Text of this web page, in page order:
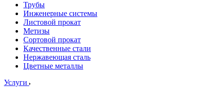
Трубы
Инженерные системы
Листовой прокат
Метизы
Сортовой прокат
Качественные стали
Нержавеющая сталь
Цветные металлы
Услуги